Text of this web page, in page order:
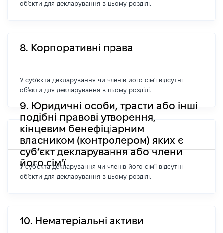
об'єкти для декларування в цьому розділі.
8. Корпоративні права
У суб'єкта декларування чи членів його сім'ї відсутні
об'єкти для декларування в цьому розділі.
9. Юридичні особи, трасти або інші
подібні правові утворення,
кінцевим бенефіціарним
власником (контролером) яких є
суб’єкт декларування або члени
його сім'ї
У суб'єкта декларування чи членів його сім'ї відсутні
об'єкти для декларування в цьому розділі.
10. Нематеріальні активи